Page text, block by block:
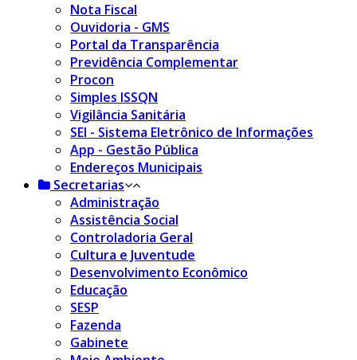
Nota Fiscal
Ouvidoria - GMS
Portal da Transparência
Previdência Complementar
Procon
Simples ISSQN
Vigilância Sanitária
SEI - Sistema Eletrônico de Informações
App - Gestão Pública
Endereços Municipais
Secretarias
Administração
Assistência Social
Controladoria Geral
Cultura e Juventude
Desenvolvimento Econômico
Educação
SESP
Fazenda
Gabinete